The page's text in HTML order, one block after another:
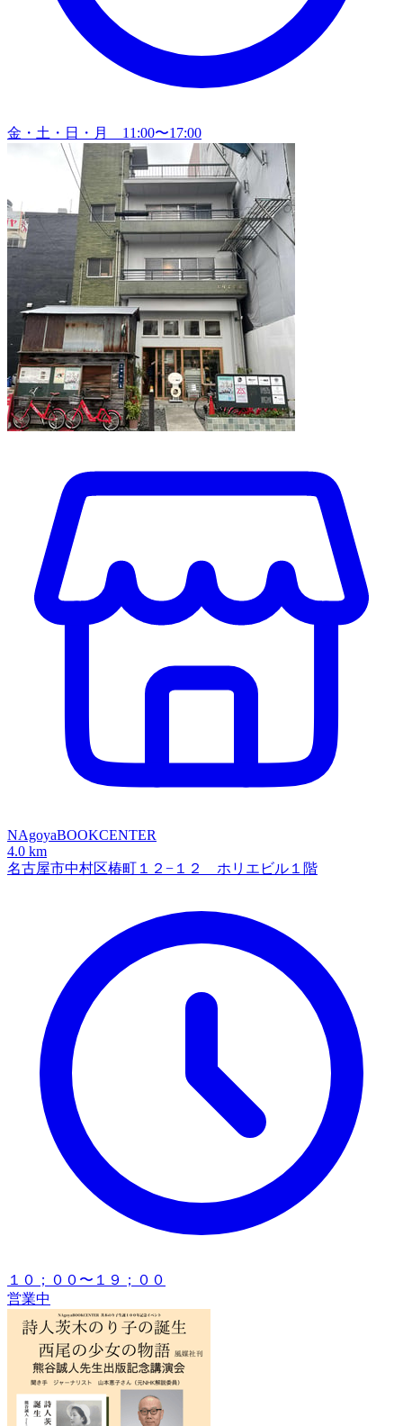
金・土・日・月 11:00〜17:00
NAgoyaBOOKCENTER
4.0 km
名古屋市中村区椿町１２−１２ ホリエビル１階
１０；００〜１９；００
営業中